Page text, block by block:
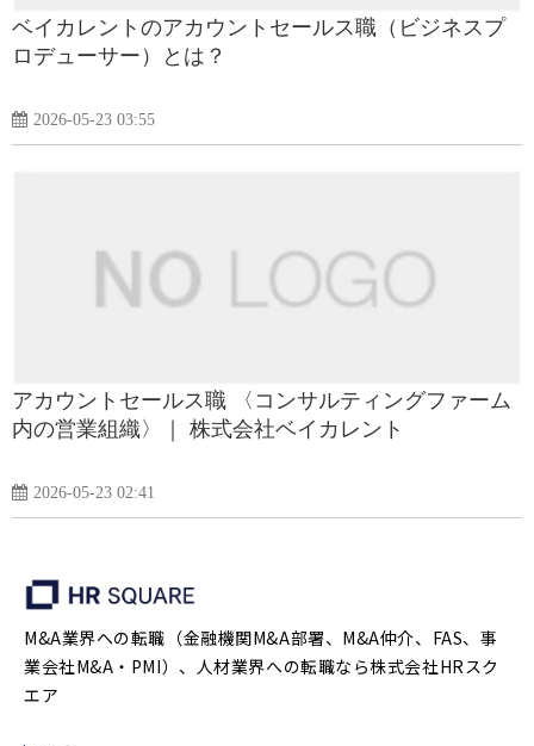
ベイカレントのアカウントセールス職（ビジネスプ
ロデューサー）とは？
2026-05-23 03:55
アカウントセールス職 〈コンサルティングファーム
内の営業組織〉｜ 株式会社ベイカレント
2026-05-23 02:41
M&A業界への転職（金融機関M&A部署、M&A仲介、FAS、事
業会社M&A・PMI）、人材業界への転職なら株式会社HRスク
エア